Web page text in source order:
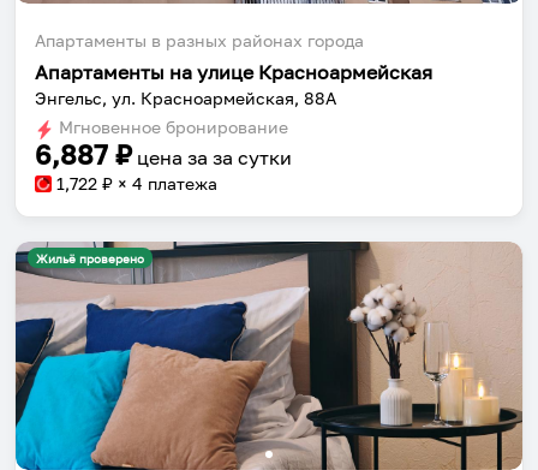
Апартаменты в разных районах города
Апартаменты на улице Красноармейская
Энгельс, ул. Красноармейская, 88А
Мгновенное бронирование
6,887 ₽ цена за за сутки
1,722 ₽ × 4 платежа
Жильё проверено